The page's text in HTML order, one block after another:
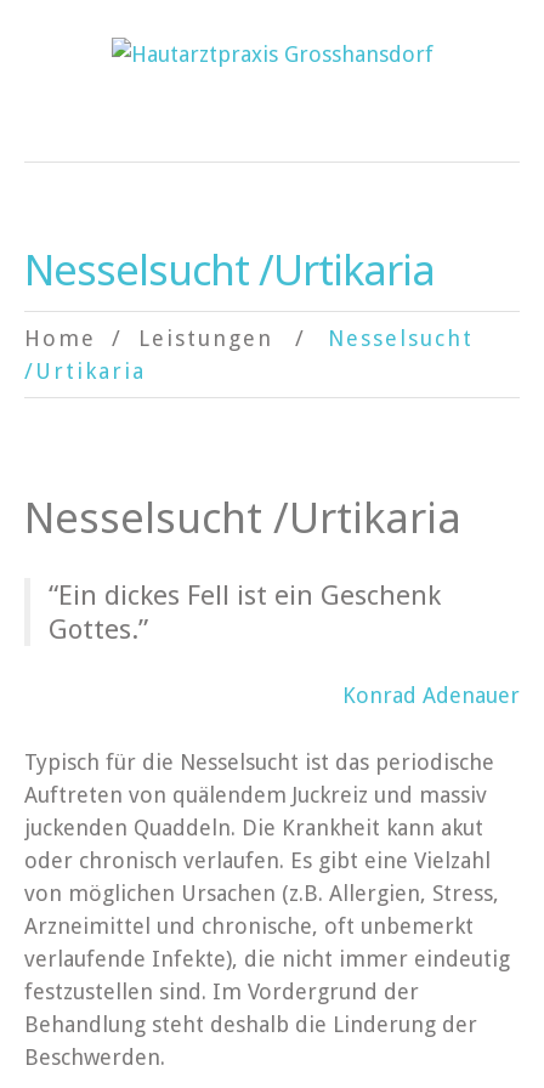
Nesselsucht /Urtikaria
Home Leistungen
Nesselsucht
/Urtikaria
Nesselsucht /Urtikaria
“Ein dickes Fell ist ein Geschenk
Gottes.”
Konrad Adenauer
Typisch für die Nesselsucht ist das periodische
Auftreten von quälendem Juckreiz und massiv
juckenden Quaddeln. Die Krankheit kann akut
oder chronisch verlaufen. Es gibt eine Vielzahl
von möglichen Ursachen (z.B. Allergien, Stress,
Arzneimittel und chronische, oft unbemerkt
verlaufende Infekte), die nicht immer eindeutig
festzustellen sind. Im Vordergrund der
Behandlung steht deshalb die Linderung der
Beschwerden.